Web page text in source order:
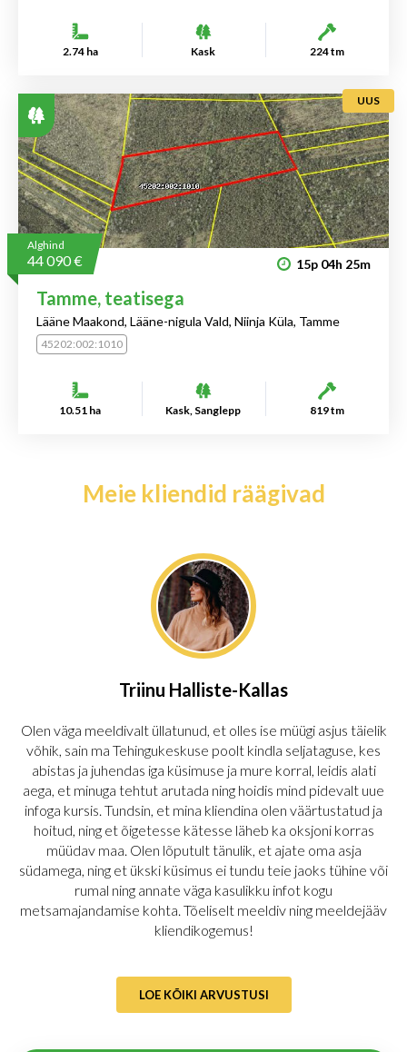
2.74 ha Kask 224 tm
UUS
Alghind
44 090 € 15p 04h 25m
Tamme, teatisega
Lääne Maakond, Lääne-nigula Vald, Niinja Küla, Tamme
45202:002:1010
10.51 ha Kask, Sanglepp 819 tm
Meie kliendid räägivad
Triinu Halliste-Kallas
Olen väga meeldivalt üllatunud, et olles ise müügi asjus täielik
võhik, sain ma Tehingukeskuse poolt kindla seljataguse, kes
abistas ja juhendas iga küsimuse ja mure korral, leidis alati
aega, et minuga tehtut arutada ning hoidis mind pidevalt uue
infoga kursis. Tundsin, et mina kliendina olen väärtustatud ja
hoitud, ning et õigetesse kätesse läheb ka oksjoni korras
müüdav maa. Olen lõputult tänulik, et ajate oma asja
südamega, ning et ükski küsimus ei tundu teie jaoks tühine või
rumal ning annate väga kasulikku infot kogu
metsamajandamise kohta. Tõeliselt meeldiv ning meeldejääv
kliendikogemus!
LOE KÕIKI ARVUSTUSI